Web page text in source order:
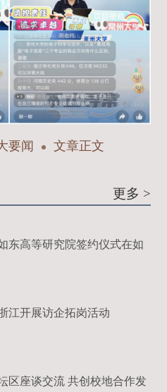
要闻 文章正文
更多 >
东高等研究院签约仪式在如
江开展访企拓岗活动
区座谈交流 共创校地合作发